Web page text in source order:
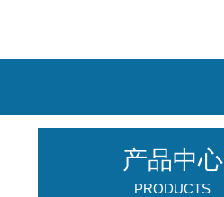
产品中心
PRODUCTS